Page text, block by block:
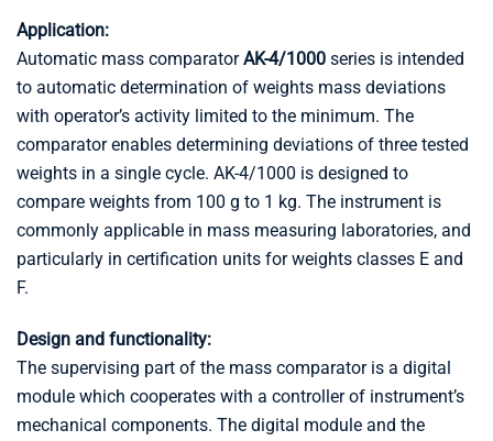
Application:
Automatic mass comparatorAK-4/1000 series is intended
to automatic determination of weights mass deviations
with operator’s activity limited to the minimum. The
comparator enables determining deviations of three tested
weights in a single cycle. AK-4/1000 is designed to
compare weights from 100 g to 1 kg. The instrument is
commonly applicable in mass measuring laboratories, and
particularly in certification units for weights classes E and
F.
Design and functionality:
The supervising part of the mass comparator is a digital
module which cooperates with a controller of instrument’s
mechanical components. The digital module and the